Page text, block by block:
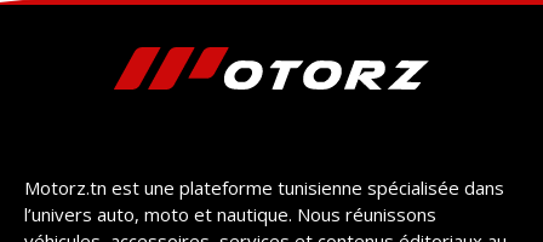
Motorz.tn est une plateforme tunisienne spécialisée dans
l’univers auto, moto et nautique. Nous réunissons